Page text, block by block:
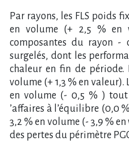
Par rayons, les FLS poids
en volume (+ 2,5 % en
composantes du rayon -
surgelés, dont les
chaleur en fin de période.
volume (+ 1,3 % en
en volume (- 0,5 % )
‌’affaires à l​‌’équilibre (0,0
3,2 % en volume (- 3,9 %
des pertes du périmètre PGC